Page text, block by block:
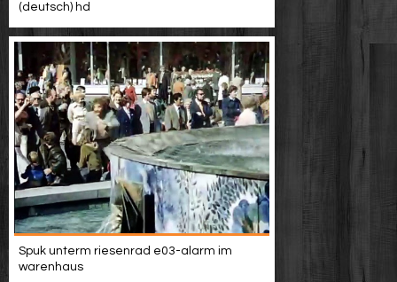
(deutsch) hd
Spuk unterm riesenrad e03-alarm im
warenhaus